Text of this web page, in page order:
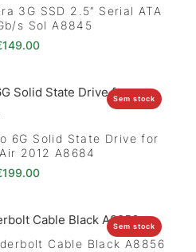
3G SSD 2.5″ Serial ATA
s Sol A8845
149.00
Sem stock
6G Solid State Drive for
2012 A8684
199.00
Sem stock
Cable Black A8856